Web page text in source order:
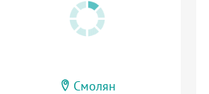
Смолян